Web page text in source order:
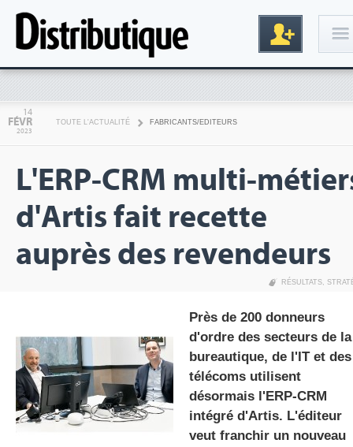
Inscription
gratuite
14
FÉVR
2023
TOUTE L'ACTUALITÉ FABRICANTS/EDITEURS
L'ERP-CRM multi-
d'Artis fait recette
auprès des revendeurs
RÉSULTATS,
Près de 200 donneurs
d'ordre des secteurs de la
bureautique, de l'IT et des
télécoms utilisent
désormais l'ERP-CRM
intégré d'Artis. L'éditeur
veut franchir un nouveau